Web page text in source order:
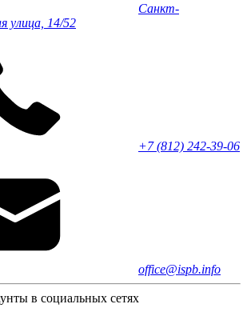
Санкт-
улица, 14/52
+7 (812) 242-39-06
office@ispb.info
в социальных сетях